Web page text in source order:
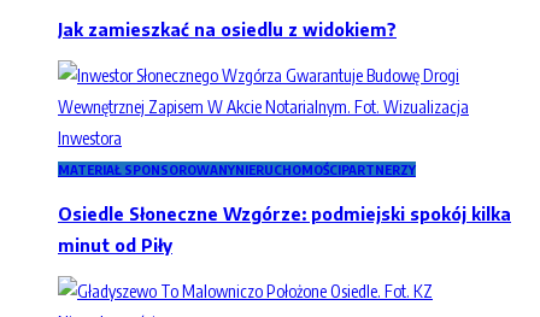
Jak zamieszkać na osiedlu z widokiem?
MATERIAŁ SPONSOROWANYNIERUCHOMOŚCIPARTNERZY
Osiedle Słoneczne Wzgórze: podmiejski spokój kilka
minut od Piły